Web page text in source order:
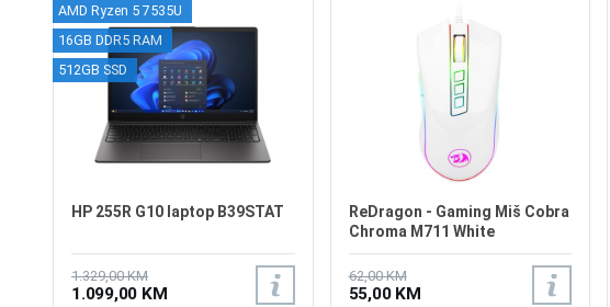
AMD Ryzen 5 7535U
16GB DDR5 RAM
512GB SSD
HP 255R G10 laptop B39STAT
1.329,00 KM
1.099,00 KM
ReDragon - Gaming Miš Cobra
Chroma M711 White
62,00 KM
55,00 KM